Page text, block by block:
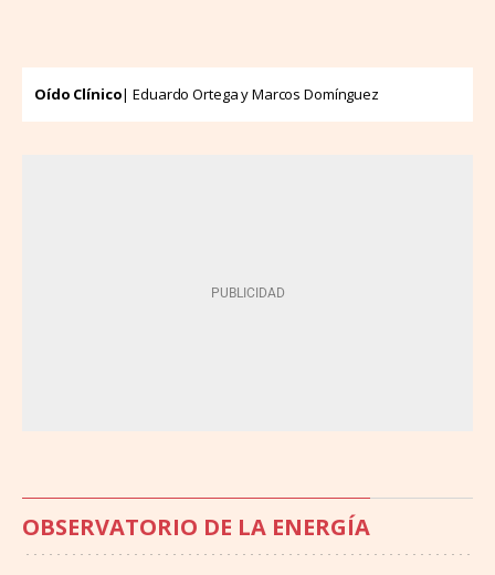
Oído Clínico| Eduardo Ortega y Marcos Domínguez
OBSERVATORIO DE LA ENERGÍA